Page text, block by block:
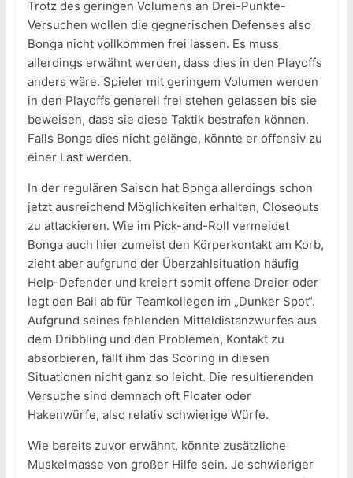
Trotz des geringen Volumens an Drei-Punkte-
Versuchen wollen die gegnerischen Defenses also
Bonga nicht vollkommen frei lassen. Es muss
allerdings erwähnt werden, dass dies in den Playoffs
anders wäre. Spieler mit geringem Volumen werden
in den Playoffs generell frei stehen gelassen bis sie
beweisen, dass sie diese Taktik bestrafen können.
Falls Bonga dies nicht gelänge, könnte er offensiv zu
einer Last werden.
In der regulären Saison hat Bonga allerdings schon
jetzt ausreichend Möglichkeiten erhalten, Closeouts
zu attackieren. Wie im Pick-and-Roll vermeidet
Bonga auch hier zumeist den Körperkontakt am Korb,
zieht aber aufgrund der Überzahlsituation häufig
Help-Defender und kreiert somit offene Dreier oder
legt den Ball ab für Teamkollegen im „Dunker Spot“.
Aufgrund seines fehlenden Mitteldistanzwurfes aus
dem Dribbling und den Problemen, Kontakt zu
absorbieren, fällt ihm das Scoring in diesen
Situationen nicht ganz so leicht. Die resultierenden
Versuche sind demnach oft Floater oder
Hakenwürfe, also relativ schwierige Würfe.
Wie bereits zuvor erwähnt, könnte zusätzliche
Muskelmasse von großer Hilfe sein. Je schwieriger